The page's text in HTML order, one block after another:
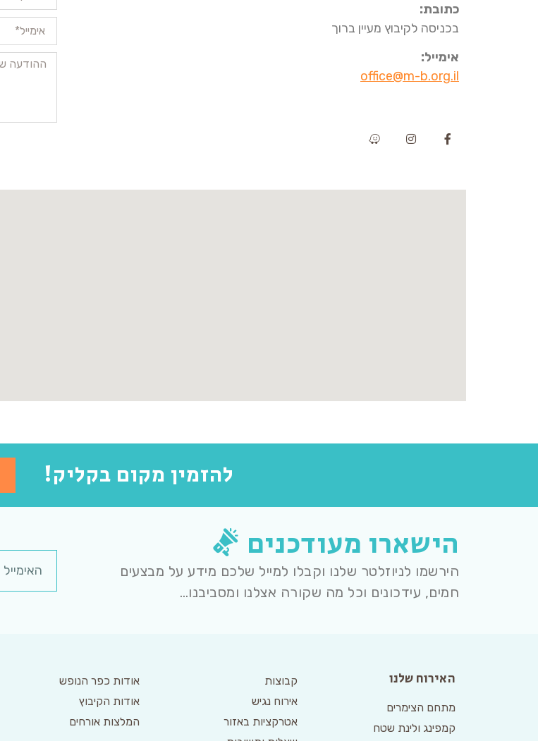
כתובת:
בכניסה לקיבוץ מעיין ברוך
אימייל:
office@m-b.org.il
להזמין מקום בקליק!
הישארו מעודכנים
הירשמו לניוזלטר שלנו וקבלו למייל שלכם מידע על מבצעים
חמים, עידכונים וכל מה שקורה אצלנו ומסביבנו…
האירוח שלנו
מתחם הצימרים
קמפינג ולינת שטח
קבוצות
אירוח נגיש
אטרקציות באזור
אודות כפר הנופש
אודות הקיבוץ
המלצות אורחים